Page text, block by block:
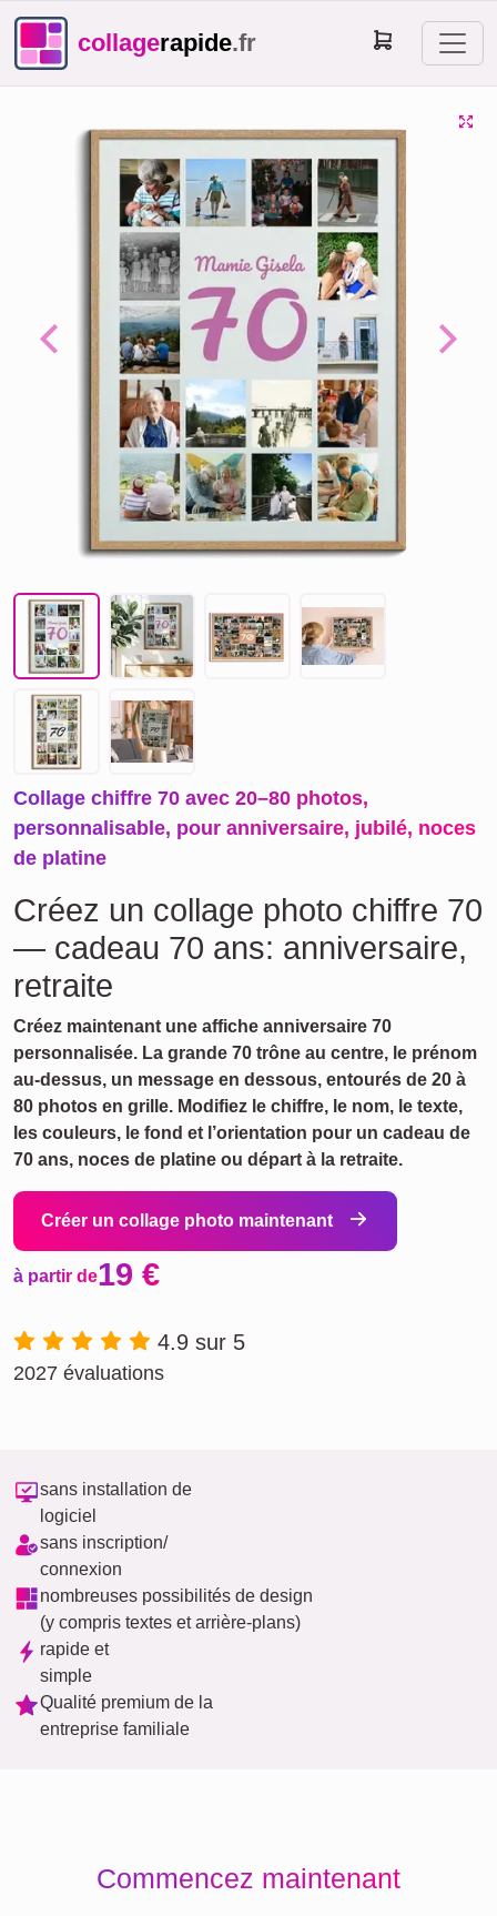
collagerapide.fr
Previous Next
Collage chiffre 70 avec 20–80 photos,
personnalisable, pour anniversaire, jubilé, noces
de platine
Créez un collage photo chiffre 70
— cadeau 70 ans: anniversaire,
retraite
Créez maintenant une affiche anniversaire 70
personnalisée. La grande 70 trône au centre, le prénom
au-dessus, un message en dessous, entourés de 20 à
80 photos en grille. Modifiez le chiffre, le nom, le texte,
les couleurs, le fond et l’orientation pour un cadeau de
70 ans, noces de platine ou départ à la retraite.
Créer un collage photo maintenant
à partir de19 €
4.9 sur 5
2027 évaluations
sans installation de
logiciel
sans inscription/
connexion
nombreuses possibilités de design
(y compris textes et arrière-plans)
rapide et
simple
Qualité premium de la
entreprise familiale
Commencez maintenant